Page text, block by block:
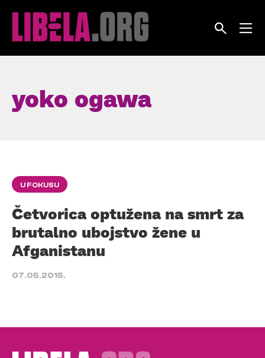
yoko ogawa
U FOKUSU
Četvorica optužena na smrt za
brutalno ubojstvo žene u
Afganistanu
07.05.2015.